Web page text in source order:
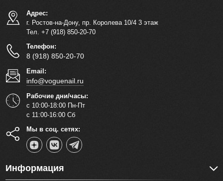
Адрес:
г. Ростов-на-Дону, пр. Королева 10/4 3 этаж
Тел. +7 (918) 850-20-70
Телефон:
8 (918) 850-20-70
Email:
info@voguenail.ru
Рабочие дни/часы:
с 10:00-18:00 Пн-Пт
с 11:00-16:00 Сб
Мы в соц. сетях:
Информация